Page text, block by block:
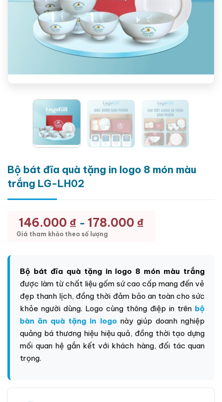
Bộ bát đĩa quà tặng in logo 8 món màu
trắng LG-LH02
146.000 ₫ - 178.000 ₫
Giá tham khảo theo số lượng
Bộ bát đĩa quà tặng in logo 8 món màu trắng
được làm từ chất liệu gốm sứ cao cấp mang đến vẻ
đẹp thanh lịch, đồng thời đảm bảo an toàn cho sức
khỏe người dùng. Logo cùng thông điệp in trên bộ
bàn ăn quà tặng in logonày giúp doanh nghiệp
quảng bá thương hiệu hiệu quả, đồng thời tạo dựng
mối quan hệ gắn kết với khách hàng, đối tác quan
trọng.